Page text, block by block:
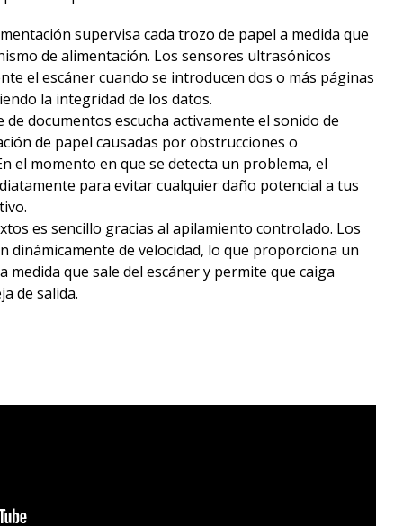
supervisa cada trozo de papel a medida que
de alimentación. Los sensores ultrasónicos
el escáner cuando se introducen dos o más páginas
la integridad de los datos.
documentos escucha activamente el sonido de
de papel causadas por obstrucciones o
el momento en que se detecta un problema, el
para evitar cualquier daño potencial a tus
es sencillo gracias al apilamiento controlado. Los
dinámicamente de velocidad, lo que proporciona un
medida que sale del escáner y permite que caiga
de salida.